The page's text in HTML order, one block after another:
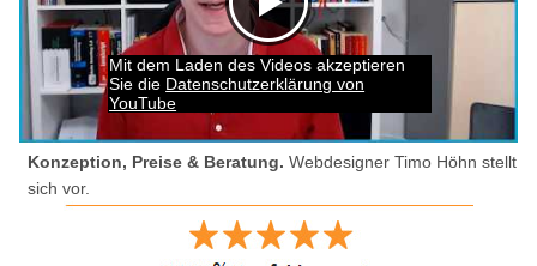
Mit dem Laden des Videos akzeptieren
Sie die Datenschutzerklärung von
YouTube
Konzeption, Preise & Beratung. Webdesigner Timo Höhn stellt
sich vor.